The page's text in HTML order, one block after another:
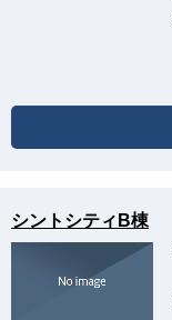
シントシティB棟